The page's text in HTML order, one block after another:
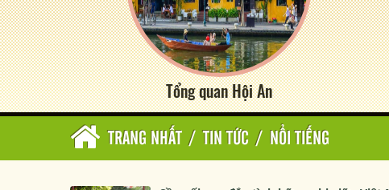
Tổng quan Hội An
TRANG NHẤT / TIN TỨC / NỔI TIẾNG